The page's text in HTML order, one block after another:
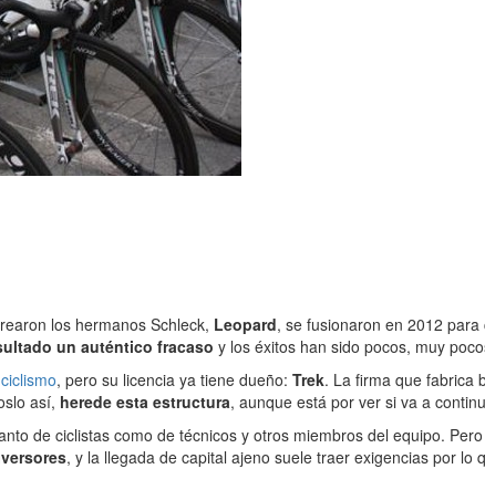
los hermanos Schleck, Leopard, se fusionaron en 2012
un auténtico fracaso y los éxitos han sido pocos, muy
, pero su licencia ya tiene dueño: Trek. La firma que fabrica
así, herede esta estructura, aunque está por ver si va a
de ciclistas como de técnicos y otros miembros del equipo.
, y la llegada de capital ajeno suele traer exigencias por